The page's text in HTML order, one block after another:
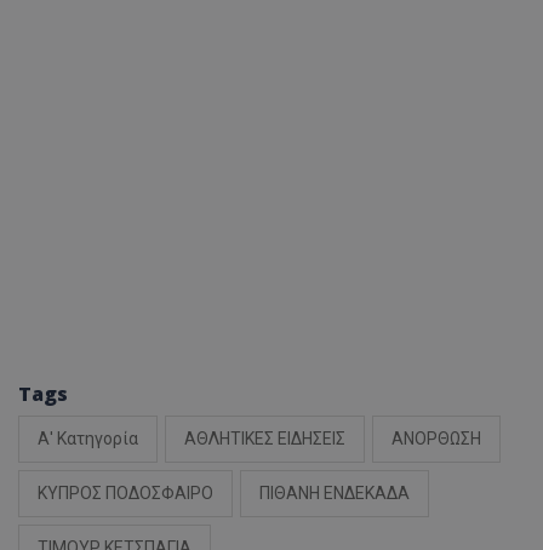
Tags
Α' Κατηγορία ΑΘΛΗΤΙΚΕΣ ΕΙΔΗΣΕΙΣ ΑΝΟΡΘΩΣΗ
ΚΥΠΡΟΣ ΠΟΔΟΣΦΑΙΡΟ ΠΙΘΑΝΗ ΕΝΔΕΚΑΔΑ